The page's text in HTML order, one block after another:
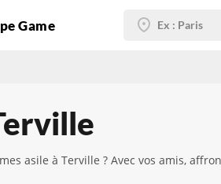
Game
asile à Terville ? Avec vos amis,